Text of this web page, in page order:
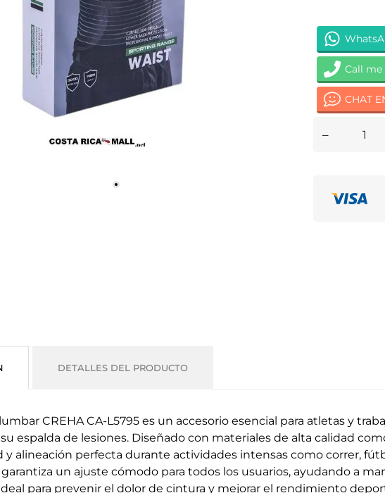
Call me
CHAT
–
DETALLES DEL PRODUCTO
CREHA CA-L5795 es un accesorio esencial para atletas y
espalda de lesiones. Diseñado con materiales de alta calidad
y alineación perfecta durante actividades intensas como correr,
garantiza un ajuste cómodo para todos los usuarios, ayudando a
para prevenir el dolor de cintura y mejorar el rendimiento